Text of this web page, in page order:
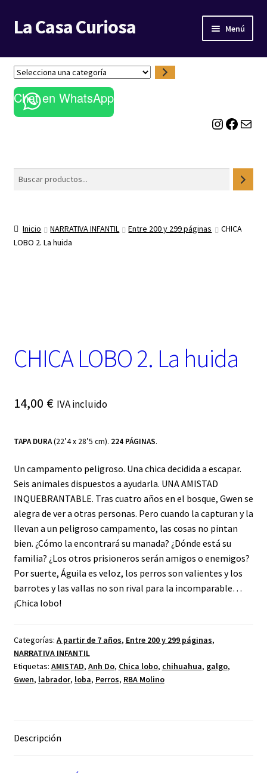
Ir
a
navegación
Ir
al
La Casa Curiosa Menú
LIBRERÍA
BLOG
S
e
l
e
a
c
Chat en WhatsApp
Instagram Facebook Correo electrónico
Buscar
Inicio NARRATIVA INFANTIL Entre 200 y 299 páginas
CHICA
LOBO 2. La huida
CHICA LOBO 2. La huida
14,00 € IVA incluido
TAPA DURA(22’4 x 28’5 cm). 224 PÁGINAS.
Un campamento peligroso. Una chica decidida a escapar.
Seis animales dispuestos a ayudarla. UNA AMISTAD
INQUEBRANTABLE. Tras cuatro años en el bosque, Gwen se
alegra de ver a otras personas. Pero cuando la capturan y la
llevan a un peligroso campamento, las cosas no pintan
bien. ¿Cómo la encontrará su manada? ¿Dónde está su
familia? ¿Los otros prisioneros serán amigos o enemigos?
Por suerte, Águila es veloz, los perros son valientes y los
barrotes y las vallas no son rival para la incomparable…
¡Chica lobo!
Categorías: A partir de 7 años, Entre 200 y 299 páginas,
NARRATIVA INFANTIL
Etiquetas: AMISTAD, Anh Do, Chica lobo, chihuahua, galgo,
Gwen, labrador, loba, Perros, RBA Molino
Descripción